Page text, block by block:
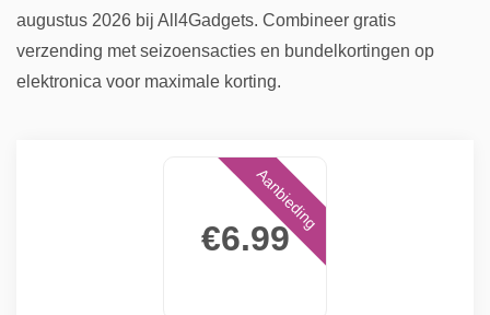
augustus 2026 bij All4Gadgets. Combineer gratis
verzending met seizoensacties en bundelkortingen op
elektronica voor maximale korting.
€6.99
Aanbieding